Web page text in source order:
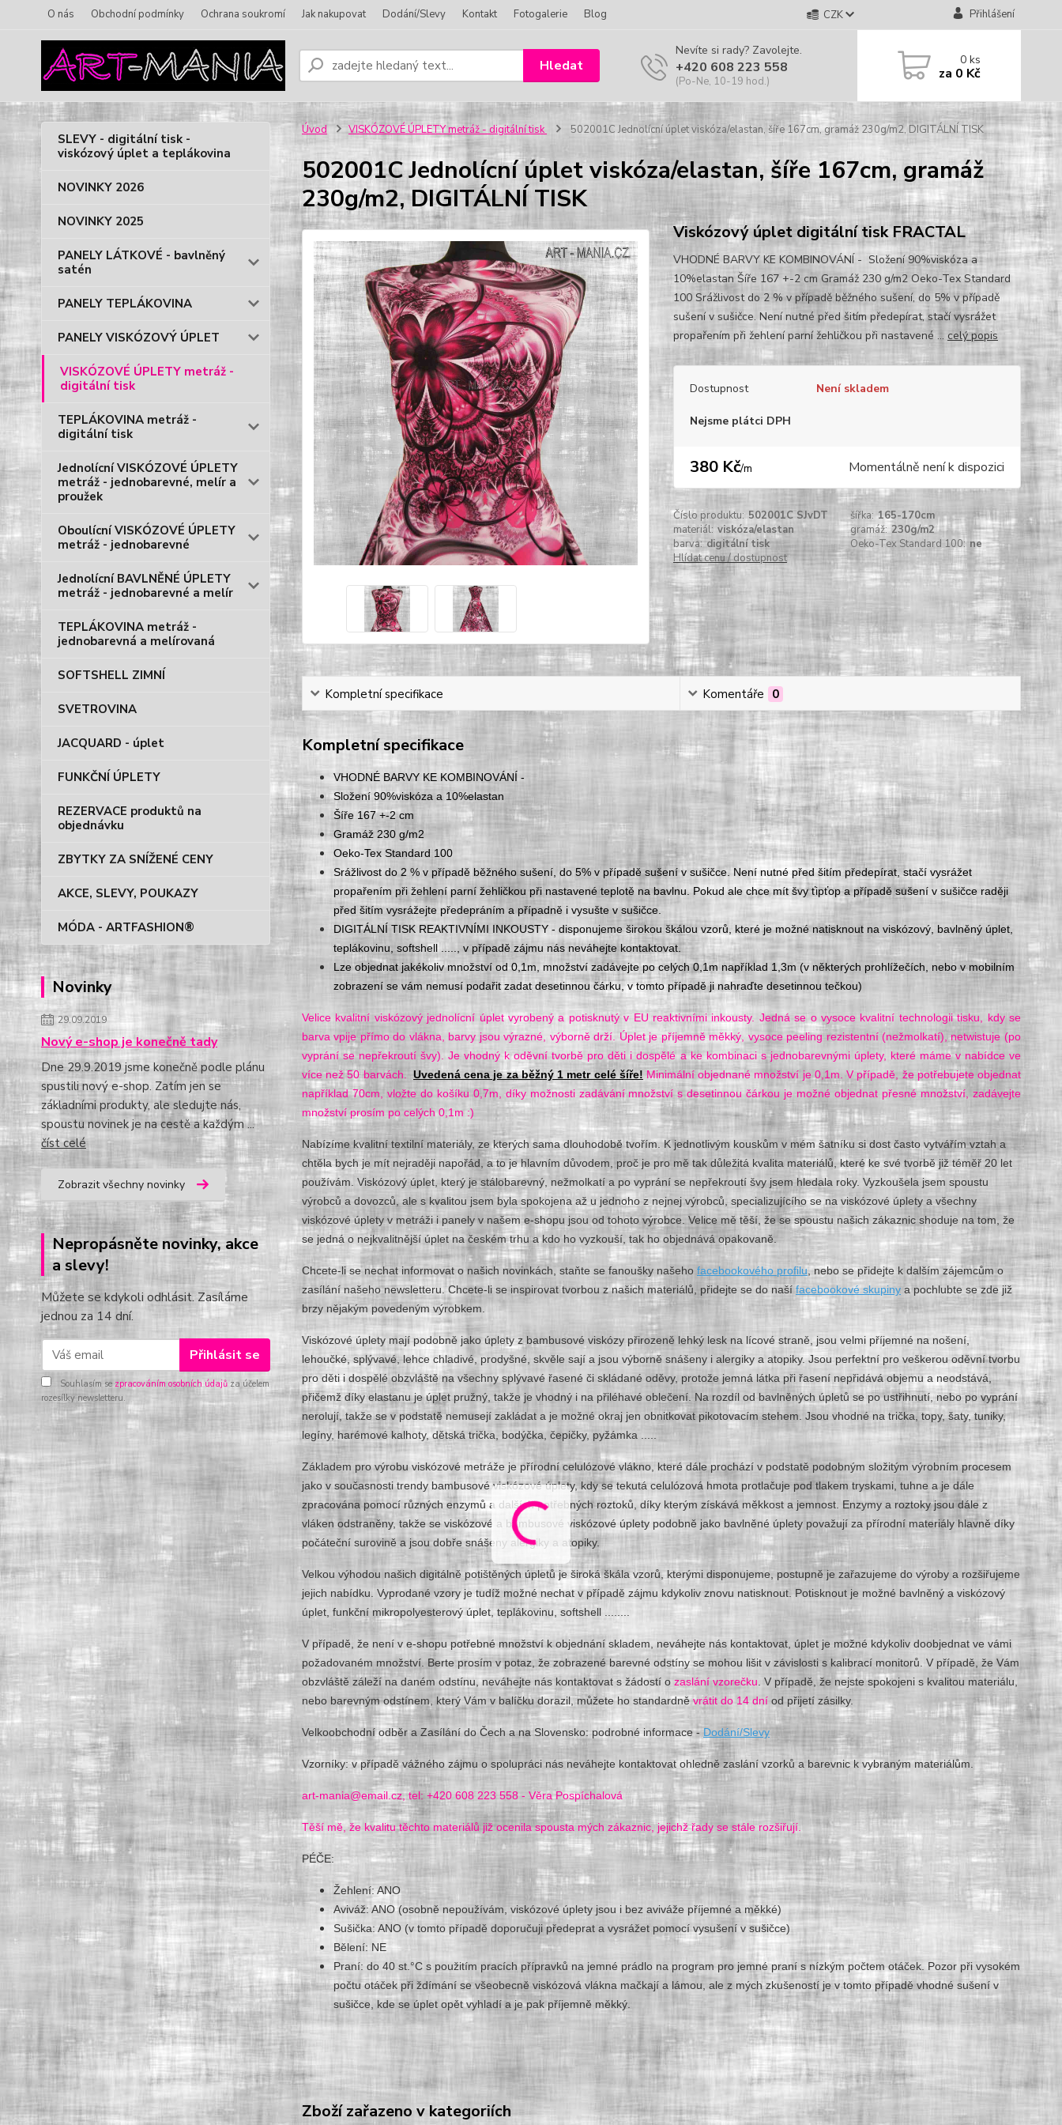
O nás Obchodní podmínky Ochrana soukromí Jak nakupovat Dodání/Slevy Kontakt Fotogalerie Blog CZK Přihlášení
Hledat
Nevíte si rady? Zavolejte.
+420 608 223 558
(Po-Ne, 10-19 hod.)
0ks
za 0 Kč
SLEVY - digitální tisk -
viskózový úplet a teplákovina
NOVINKY 2026
NOVINKY 2025
PANELY LÁTKOVÉ - bavlněný
satén
PANELY TEPLÁKOVINA
PANELY VISKÓZOVÝ ÚPLET
VISKÓZOVÉ ÚPLETY metráž -
digitální tisk
TEPLÁKOVINA metráž -
digitální tisk
Jednolícní VISKÓZOVÉ ÚPLETY
metráž - jednobarevné, melír a
proužek
Oboulícní VISKÓZOVÉ ÚPLETY
metráž - jednobarevné
Jednolícní BAVLNĚNÉ ÚPLETY
metráž - jednobarevné a melír
TEPLÁKOVINA metráž -
jednobarevná a melírovaná
SOFTSHELL ZIMNÍ
SVETROVINA
JACQUARD - úplet
FUNKČNÍ ÚPLETY
REZERVACE produktů na
objednávku
ZBYTKY ZA SNÍŽENÉ CENY
AKCE, SLEVY, POUKAZY
MÓDA - ARTFASHION®
Novinky
29.09.2019
Nový e-shop je konečně tady
Dne 29.9.2019 jsme konečně podle plánu
spustili nový e-shop. Zatím jen se
základními produkty, ale sledujte nás,
spoustu novinek je na cestě a každým ...
číst celé
Zobrazit všechny novinky
Nepropásněte novinky, akce
a slevy!
Můžete se kdykoli odhlásit. Zasíláme
jednou za 14 dní.
Přihlásit se
Souhlasím se zpracováním osobních údajů za účelem
rozesílky newsletteru.
Úvod VISKÓZOVÉ ÚPLETY metráž - digitální tisk 502001C Jednolícní úplet viskóza/elastan, šíře 167cm, gramáž 230g/m2, DIGITÁLNÍ TISK
502001C Jednolícní úplet viskóza/elastan, šíře 167cm, gramáž
230g/m2, DIGITÁLNÍ TISK
Viskózový úplet digitální tisk FRACTAL
VHODNÉ BARVY KE KOMBINOVÁNÍ - Složení 90%viskóza a
10%elastan Šíře 167 +-2 cm Gramáž 230 g/m2 Oeko-Tex Standard
100 Srážlivost do 2 % v případě běžného sušení, do 5% v případě
sušení v sušičce. Není nutné před šitím předepírat, stačí vysrážet
propařením při žehlení parní žehličkou při nastavené ... celý popis
Dostupnost Není skladem
Nejsme plátci DPH
380 Kč/m Momentálně není k dispozici
Číslo produktu: 502001C SJvDT šířka: 165-170cm
materiál: viskóza/elastan gramáž: 230g/m2
barva: digitální tisk Oeko-Tex Standard 100: ne
Hlídat cenu / dostupnost
Kompletní specifikace Komentáře 0
Kompletní specifikace
VHODNÉ BARVY KE KOMBINOVÁNÍ -
Složení 90%viskóza a 10%elastan
Šíře 167 +-2 cm
Gramáž 230 g/m2
Oeko-Tex Standard 100
Srážlivost do 2 % v případě běžného sušení, do 5% v případě sušení v sušičce. Není nutné před šitím předepírat, stačí vysrážet
propařením při žehlení parní žehličkou při nastavené teplotě na bavlnu. Pokud ale chce mít švy ťipťop a případě sušení v sušičce raději
před šitím vysrážejte předepráním a případně i vysušte v sušičce.
DIGITÁLNÍ TISK REAKTIVNÍMI INKOUSTY - disponujeme širokou škálou vzorů, které je možné natisknout na viskózový, bavlněný úplet,
teplákovinu, softshell ....., v případě zájmu nás neváhejte kontaktovat.
Lze objednat jakékoliv množství od 0,1m, množství zadávejte po celých 0,1m například 1,3m (v některých prohlížečích, nebo v mobilním
zobrazení se vám nemusí podařit zadat desetinnou čárku, v tomto případě ji nahraďte desetinnou tečkou)
Velice kvalitní viskózový jednolícní úplet vyrobený a potisknutý v EU reaktivními inkousty. Jedná se o vysoce kvalitní technologii tisku, kdy se
barva vpije přímo do vlákna, barvy jsou výrazné, výborně drží. Úplet je příjemně měkký, vysoce peeling rezistentní (nežmolkatí), netwistuje (po
vyprání se nepřekroutí švy). Je vhodný k oděvní tvorbě pro děti i dospělé a ke kombinaci s jednobarevnými úplety, které máme v nabídce ve
více než 50 barvách.Uvedená cena je za běžný 1 metr celé šíře! Minimální objednané množství je 0,1m. V případě, že potřebujete objednat
například 70cm, vložte do košíku 0,7m, díky možnosti zadávání množství s desetinnou čárkou je možné objednat přesné množství, zadávejte
množství prosím po celých 0,1m :)
Nabízíme kvalitní textilní materiály, ze kterých sama dlouhodobě tvořím. K jednotlivým kouskům v mém šatníku si dost často vytvářím vztah a
chtěla bych je mít nejraději napořád, a to je hlavním důvodem, proč je pro mě tak důležitá kvalita materiálů, které ke své tvorbě již téměř 20 let
používám. Viskózový úplet, který je stálobarevný, nežmolkatí a po vyprání se nepřekroutí švy jsem hledala roky. Vyzkoušela jsem spoustu
výrobců a dovozců, ale s kvalitou jsem byla spokojena až u jednoho z nejnej výrobců, specializujícího se na viskózové úplety a všechny
viskózové úplety v metráži i panely v našem e-shopu jsou od tohoto výrobce. Velice mě těší, že se spoustu našich zákaznic shoduje na tom, že
se jedná o nejkvalitnější úplet na českém trhu a kdo ho vyzkouší, tak ho objednává opakovaně.
Chcete-li se nechat informovat o našich novinkách, staňte se fanoušky našeho facebookového profilu, nebo se přidejte k dalším zájemcům o
zasílání našeho newsletteru.Chcete-li se inspirovat tvorbou z našich materiálů, přidejte se do naší facebookové skupinya pochlubte se zde již
brzy nějakým povedeným výrobkem.
Viskózové úplety mají podobně jako úplety z bambusové viskózy přirozeně lehký lesk na lícové straně, jsou velmi příjemné na nošení,
lehoučké, splývavé, lehce chladivé, prodyšné, skvěle sají a jsou výborně snášeny i alergiky a atopiky. Jsou perfektní pro veškerou oděvní tvorbu
pro děti i dospělé obzvláště na všechny splývavé řasené či skládané oděvy, protože jemná látka při řasení nepřidává objemu a neodstává,
přičemž díky elastanu je úplet pružný, takže je vhodný i na přiléhavé oblečení. Na rozdíl od bavlněných úpletů se po ustřihnutí, nebo po vyprání
nerolují, takže se v podstatě nemusejí zakládat a je možné okraj jen obnitkovat pikotovacím stehem. Jsou vhodné na trička, topy, šaty, tuniky,
legíny, harémové kalhoty, dětská trička, bodýčka, čepičky, pyžámka .....
Základem pro výrobu viskózové metráže je přírodní celulózové vlákno, které dále prochází v podstatě podobným složitým výrobním procesem
jako v současnosti trendy bambusové viskózové úplety, kdy se tekutá celulózová hmota protlačuje pod tlakem tryskami, tuhne a je dále
zpracována pomocí různých enzymů a dalších potřebných roztoků, díky kterým získává měkkost a jemnost. Enzymy a roztoky jsou dále z
vláken odstraněny, takže se viskózové a bambusové viskózové úplety podobně jako bavlněné úplety považují za přírodní materiály hlavně díky
počáteční surovině a jsou dobře snášeny alergiky a atopiky.
Velkou výhodou našich digitálně potištěných úpletů je široká škála vzorů, kterými disponujeme, postupně je zařazujeme do výroby a rozšiřujeme
jejich nabídku. Vyprodané vzory je tudíž možné nechat v případě zájmu kdykoliv znovu natisknout. Potisknout je možné bavlněný a viskózový
úplet, funkční mikropolyesterový úplet, teplákovinu, softshell ........
V případě, že není v e-shopu potřebné množství k objednání skladem, neváhejte nás kontaktovat, úplet je možné kdykoliv doobjednat ve vámi
požadovaném množství. Berte prosím v potaz, že zobrazené barevné odstíny se mohou lišit v závislosti s kalibrací monitorů. V případě, že Vám
obzvláště záleží na daném odstínu, neváhejte nás kontaktovat s žádostí o zaslání vzorečku . V případě, že nejste spokojeni s kvalitou materiálu,
nebo barevným odstínem, který Vám v balíčku dorazil, můžete ho standardněvrátit do 14 dníod přijetí zásilky.
Velkoobchodní odběr a Zasílání do Čech a na Slovensko: podrobné informace -Dodání/Slevy
Vzorníky: v případě vážného zájmu o spolupráci nás neváhejte kontaktovat ohledně zaslání vzorků a barevnic k vybraným materiálům.
art-mania@email.cz, tel: +420 608 223 558 - Věra Pospíchalová
Těší mě, že kvalitu těchto materiálů již ocenila spousta mých zákaznic, jejichž řady se stále rozšiřují.
PÉČE:
Žehlení: ANO
Aviváž: ANO (osobně nepoužívám, viskózové úplety jsou i bez aviváže příjemné a měkké)
Sušička: ANO (v tomto případě doporučuji předeprat a vysrážet pomocí vysušení v sušičce)
Bělení: NE
Praní: do 40 st.°C s použitím pracích přípravků na jemné prádlo na program pro jemné praní s nízkým počtem otáček. Pozor při vysokém
počtu otáček při ždímání se všeobecně viskózová vlákna mačkají a lámou, ale z mých zkušeností je v tomto případě vhodné sušení v
sušičce, kde se úplet opět vyhladí a je pak příjemně měkký.
Zboží zařazeno v kategoriích